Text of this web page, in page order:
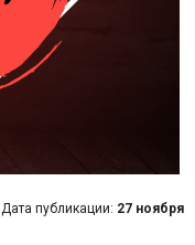
Дата публикации: 27 ноября